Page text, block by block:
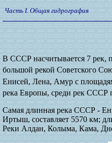
Часть I. Общая гидрография
В СССР насчитывается 7 рек,
большой рекой Советского
Енисей, Лена, Амур с
река Европы, среди рек СССР
Самая длинная река СССР -
Иртыш, составляет 5570 км;
Реки Алдан, Колыма, Кама,